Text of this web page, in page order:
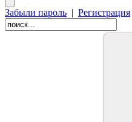
Забыли пароль | Регистрация